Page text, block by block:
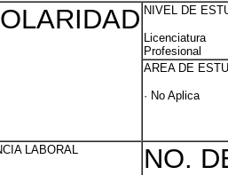
NIVEL DE
Profesional
AREA DE
· No Aplica
LABORAL NO.